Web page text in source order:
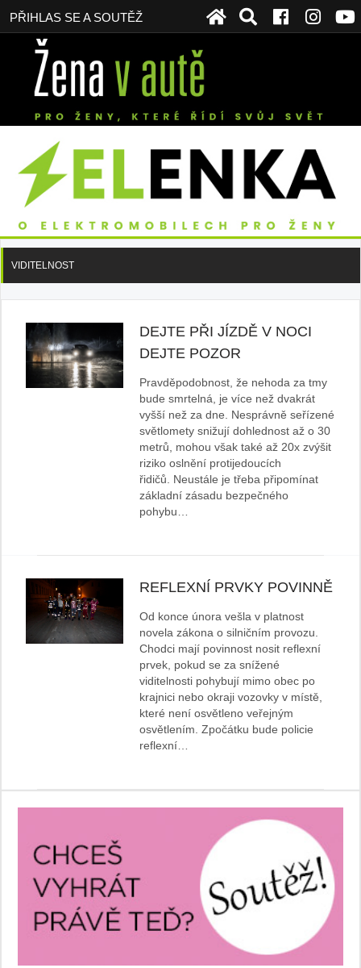
PŘIHLAS SE A SOUTĚŽ
VIDITELNOST
DEJTE PŘI JÍZDĚ V NOCI
DEJTE POZOR
Pravděpodobnost, že nehoda za tmy
bude smrtelná, je více než dvakrát
vyšší než za dne. Nesprávně seřízené
světlomety snižují dohlednost až o 30
metrů, mohou však také až 20x zvýšit
riziko oslnění protijedoucích
řidičů. Neustále je třeba připomínat
základní zásadu bezpečného
pohybu…
REFLEXNÍ PRVKY POVINNĚ
Od konce února vešla v platnost
novela zákona o silničním provozu.
Chodci mají povinnost nosit reflexní
prvek, pokud se za snížené
viditelnosti pohybují mimo obec po
krajnici nebo okraji vozovky v místě,
které není osvětleno veřejným
osvětlením. Zpočátku bude policie
reflexní…